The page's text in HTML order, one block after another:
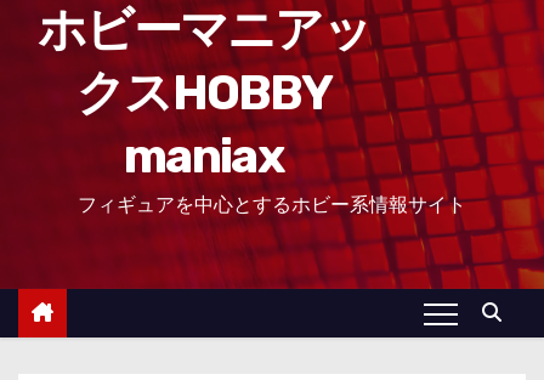
ホビーマニアッ
クスHOBBY
maniax
フィギュアを中心とするホビー系情報サイト